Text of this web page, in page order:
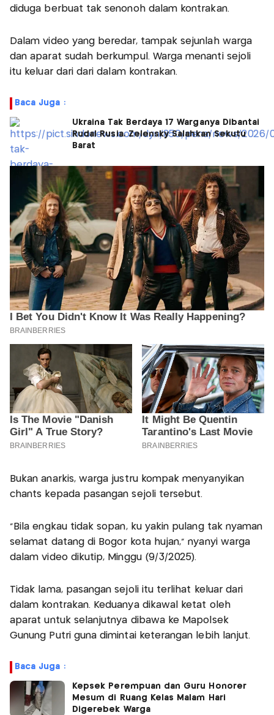
diduga berbuat tak senonoh dalam kontrakan.
Dalam video yang beredar, tampak sejunlah warga
dan aparat sudah berkumpul. Warga menanti sejoli
itu keluar dari dari dalam kontrakan.
Baca Juga :
Ukraina Tak Berdaya 17 Warganya Dibantai
Rudal Rusia, Zelensky Salahkan Sekutu
Barat
Bukan anarkis, warga justru kompak menyanyikan
chants kepada pasangan sejoli tersebut.
"Bila engkau tidak sopan, ku yakin pulang tak nyaman
selamat datang di Bogor kota hujan," nyanyi warga
dalam video dikutip, Minggu (9/3/2025).
Tidak lama, pasangan sejoli itu terlihat keluar dari
dalam kontrakan. Keduanya dikawal ketat oleh
aparat untuk selanjutnya dibawa ke Mapolsek
Gunung Putri guna dimintai keterangan lebih lanjut.
Baca Juga :
Kepsek Perempuan dan Guru Honorer
Mesum di Ruang Kelas Malam Hari
Digerebek Warga